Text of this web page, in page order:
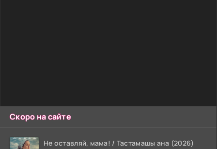
Скоро на сайте
Не оставляй, мама! / Тастамашы ана (2026)